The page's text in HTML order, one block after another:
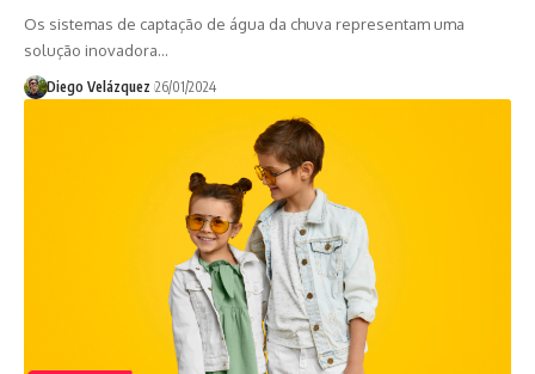
Os sistemas de captação de água da chuva representam uma
solução inovadora…
Diego Velázquez 26/01/2024